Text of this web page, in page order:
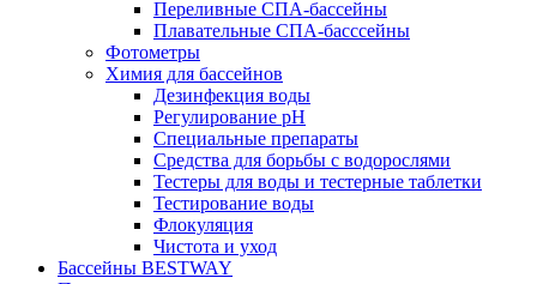
Переливные СПА-бассейны
Плавательные СПА-басссейны
Фотометры
Химия для бассейнов
Дезинфекция воды
Регулирование pH
Специальные препараты
Средства для борьбы с водорослями
Тестеры для воды и тестерные таблетки
Тестирование воды
Флокуляция
Чистота и уход
Бассейны BESTWAY